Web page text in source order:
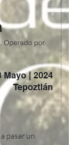
Operado por
Mayo | 2024
Tepoztlán
pasar un